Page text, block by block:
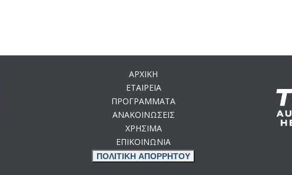
ΑΡΧΙΚΗ
ΕΤΑΙΡΕΙΑ
ΠΡΟΓΡΑΜΜΑΤΑ
ΑΝΑΚΟΙΝΩΣΕΙΣ
ΧΡΗΣΙΜΑ
ΕΠΙΚΟΙΝΩΝΙΑ
ΠΟΛΙΤΙΚΗ ΑΠΟΡΡΗΤΟΥ